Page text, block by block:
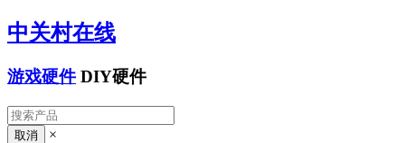
中关村在线
游戏硬件 DIY硬件
×